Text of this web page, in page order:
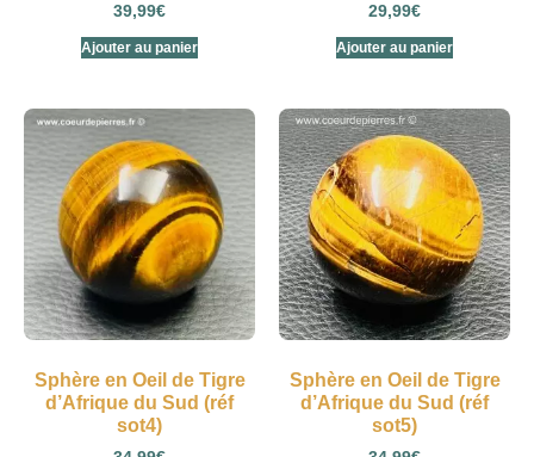
39,99€
Ajouter au panier
29,99€
Ajouter au panier
Sphère en Oeil de Tigre
d’Afrique du Sud (réf
sot4)
Sphère en Oeil de Tigre
d’Afrique du Sud (réf
sot5)